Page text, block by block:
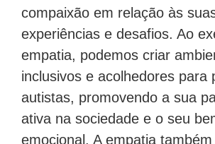
compaixão em relação às
experiências e desafios. Ao
empatia, podemos criar
inclusivos e acolhedores para
autistas, promovendo a sua
ativa na sociedade e o seu
emocional. A empatia